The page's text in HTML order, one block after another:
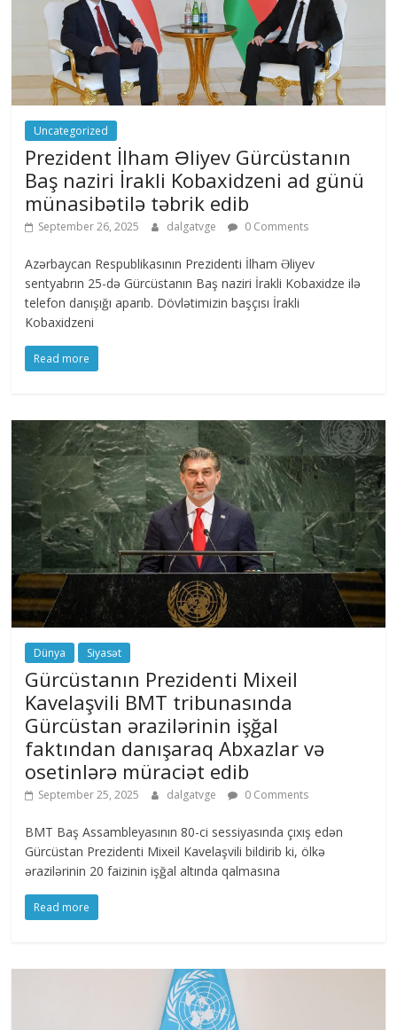
Uncategorized
Prezident İlham Əliyev Gürcüstanın
Baş naziri İrakli Kobaxidzeni ad günü
münasibətilə təbrik edib
September 26, 2025 dalgatvge 0 Comments
Azərbaycan Respublikasının Prezidenti İlham Əliyev
sentyabrın 25-də Gürcüstanın Baş naziri İrakli Kobaxidze ilə
telefon danışığı aparıb. Dövlətimizin başçısı İrakli
Kobaxidzeni
Read more
Dünya Siyasət
Gürcüstanın Prezidenti Mixeil
Kavelaşvili BMT tribunasında
Gürcüstan ərazilərinin işğal
faktından danışaraq Abxazlar və
osetinlərə müraciət edib
September 25, 2025 dalgatvge 0 Comments
BMT Baş Assambleyasının 80-ci sessiyasında çıxış edən
Gürcüstan Prezidenti Mixeil Kavelaşvili bildirib ki, ölkə
ərazilərinin 20 faizinin işğal altında qalmasına
Read more